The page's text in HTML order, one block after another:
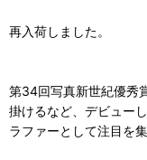
再入荷しました。
第34回写真新世紀優秀
掛けるなど、デビュー
ラファーとして注目を